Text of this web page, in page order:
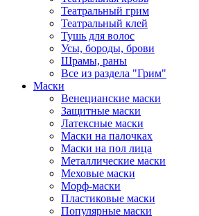
Театральный грим
Театральный клей
Тушь для волос
Усы, бороды, брови
Шрамы, раны
Все из раздела "Грим"
Маски
Венецианские маски
Защитные маски
Латексные маски
Маски на палочках
Маски на пол лица
Металлические маски
Меховые маски
Морф-маски
Пластиковые маски
Популярные маски